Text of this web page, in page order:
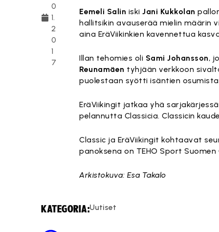
0
1.
2
0
1
7
Eemeli Salin iskiJani Kukkolan
hallitsikin avauserää mielin määrin
aina EräViikinkien kavennettua
Illan tehomies oli Sami Johansson,
Reunamäen tyhjään verkkoon
puolestaan syötti isäntien osumista
EräViikingit jatkaa yhä
pelannutta Classicia. Classicin
Classic ja EräViikingit kohtaavat
panoksena on TEHO Sport Suomen
Arkistokuva: Esa Takalo
KATEGORIA:Uutiset